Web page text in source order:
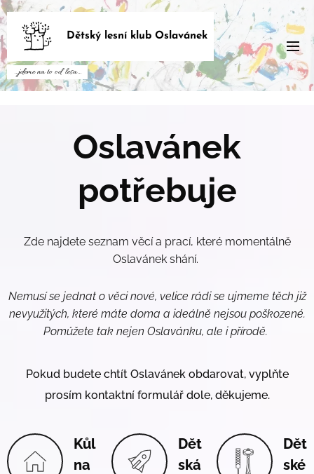
Dětský lesní klub Oslavánek
...jdeme na to od lesa...
Oslavánek
potřebuje
Zde najdete seznam věcí a prací, které momentálně
Oslavánek shání.
Nemusí se jednat o věci nové, velice rádi se ujmeme těch již
nevyužitých, které máte doma a ideálně nejsou poškozené.
Pomůžete tak nejen Oslavánku, ale i přírodě.
Pokud budete chtít Oslavánek obdarovat, vyplňte
prosím kontaktní formulář dole, děkujeme.
Kůl
na
Dět
ská
Dět
ské